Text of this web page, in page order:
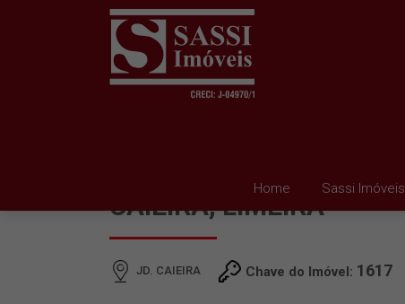
Home Sassi Imóveis
CAIEIRA, LIMEIRA
JD. CAIEIRA Chave do Imóvel: 1617